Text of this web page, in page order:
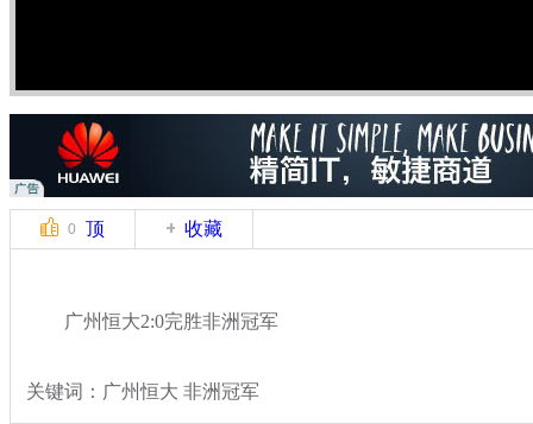
0 顶 收藏
广州恒大2:0完胜非洲冠军
关键词：广州恒大 非洲冠军